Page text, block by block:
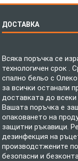
ДОСТАВКА
Всяка поръчка се
технологичен срок .
спално бельо с
за всички останали
доставката до
Вашата поръчка е
опаковането на
защитни ръкавици.
дезинфекция на
производстжените
безопасни и